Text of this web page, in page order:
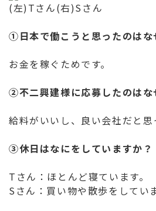
(左)Tさん(右)Sさん
①日本で働こうと思ったのはな
お金を稼ぐためです。
②不二興建様に応募したのはな
給料がいいし、良い会社だと思
③休日はなにをしていますか？
Tさん：ほとんど寝ています。
Sさん：買い物や散歩をしてい